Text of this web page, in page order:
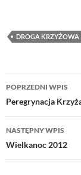
DROGA KRZYŻOWA
Nawigacja
wpisu
POPRZEDNI WPIS
Peregrynacja
NASTĘPNY WPIS
Wielkanoc 2012